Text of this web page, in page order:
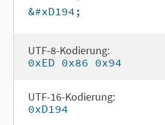
&#xD194;
UTF-8-Kodierung:
0xED 0x86 0x94
UTF-16-Kodierung:
0xD194